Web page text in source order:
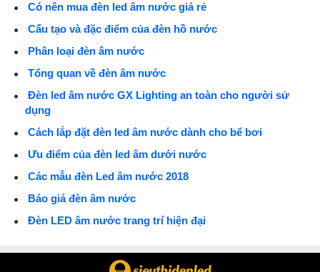
Có nên mua đèn led âm nước giá rẻ
Cấu tạo và đặc điểm của đèn hồ nước
Phân loại đèn âm nước
Tổng quan về đèn âm nước
Đèn led âm nước GX Lighting an toàn cho người sử
dụng
Cách lắp đặt đèn led âm nước dành cho bể bơi
Ưu điểm của đèn led âm dưới nước
Các mẫu đèn Led âm nước 2018
Báo giá đèn âm nước
Đèn LED âm nước trang trí hiện đại